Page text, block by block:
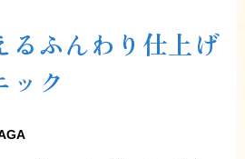
るふんわり仕上げ
ック